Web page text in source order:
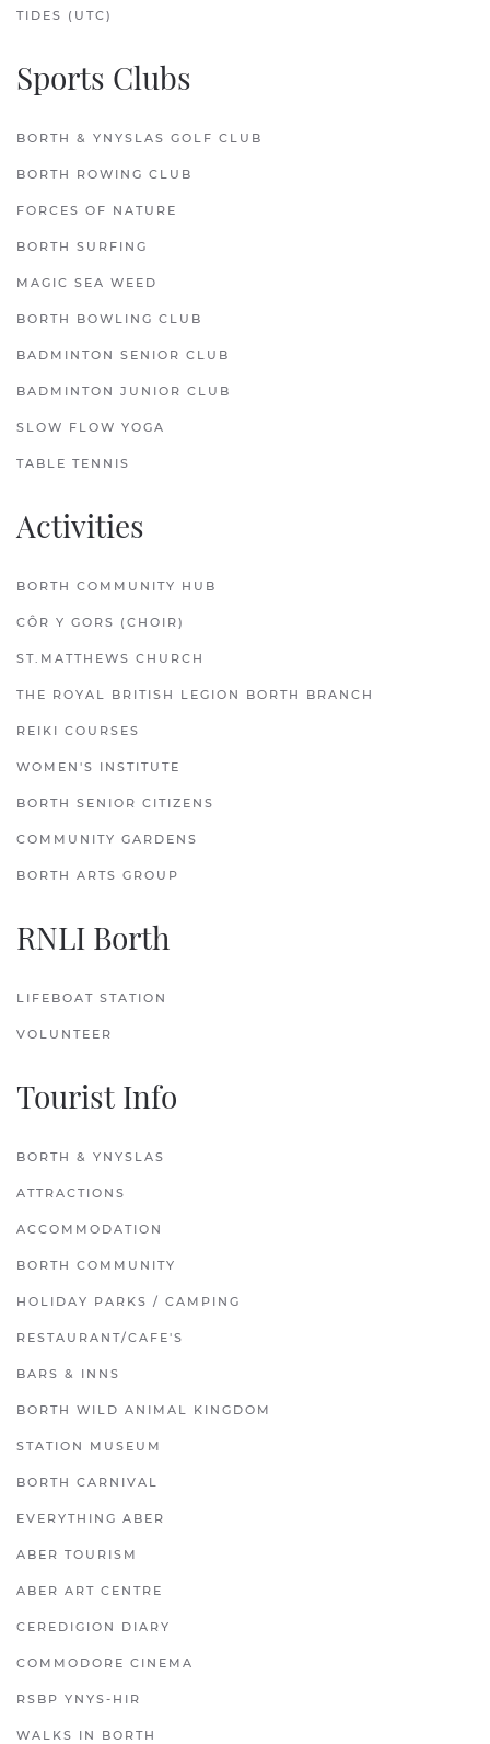
TIDES (UTC)
Sports Clubs
BORTH & YNYSLAS GOLF CLUB
BORTH ROWING CLUB
FORCES OF NATURE
BORTH SURFING
MAGIC SEA WEED
BORTH BOWLING CLUB
BADMINTON SENIOR CLUB
BADMINTON JUNIOR CLUB
SLOW FLOW YOGA
TABLE TENNIS
Activities
BORTH COMMUNITY HUB
CÔR Y GORS (CHOIR)
ST.MATTHEWS CHURCH
THE ROYAL BRITISH LEGION BORTH BRANCH
REIKI COURSES
WOMEN'S INSTITUTE
BORTH SENIOR CITIZENS
COMMUNITY GARDENS
BORTH ARTS GROUP
RNLI Borth
LIFEBOAT STATION
VOLUNTEER
Tourist Info
BORTH & YNYSLAS
ATTRACTIONS
ACCOMMODATION
BORTH COMMUNITY
HOLIDAY PARKS / CAMPING
RESTAURANT/CAFE'S
BARS & INNS
BORTH WILD ANIMAL KINGDOM
STATION MUSEUM
BORTH CARNIVAL
EVERYTHING ABER
ABER TOURISM
ABER ART CENTRE
CEREDIGION DIARY
COMMODORE CINEMA
RSBP YNYS-HIR
WALKS IN BORTH